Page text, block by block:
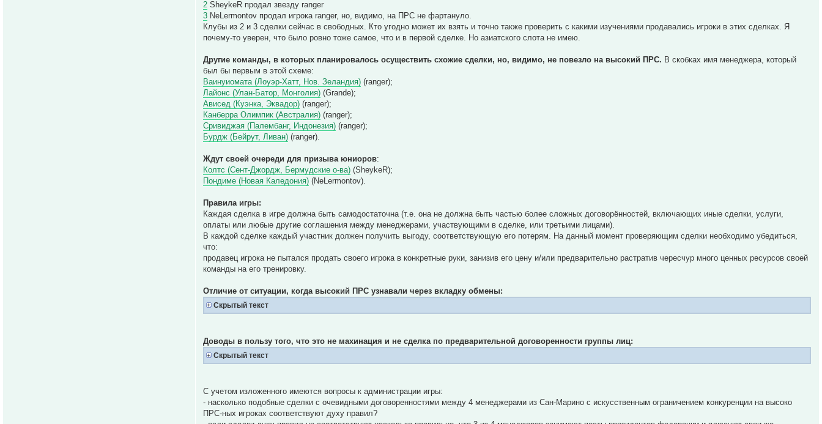
2 SheykeR продал звезду ranger
3 NeLermontov продал игрока ranger, но, видимо, на ПРС не фартануло.
Клубы из 2 и 3 сделки сейчас в свободных. Кто угодно может их взять и точно также проверить с какими изучениями продавались игроки в этих сделках. Я
почему-то уверен, что было ровно тоже самое, что и в первой сделке. Но азиатского слота не имею.
Другие команды, в которых планировалось осуществить схожие сделки, но, видимо, не повезло на высокий ПРС. В скобках имя менеджера, который
был бы первым в этой схеме:
Ваинуиомата (Лоуэр-Хатт, Нов. Зеландия) (ranger);
Лайонс (Улан-Батор, Монголия) (Grande);
Ависед (Куэнка, Эквадор) (ranger);
Канберра Олимпик (Австралия) (ranger);
Сривиджая (Палембанг, Индонезия) (ranger);
Бурдж (Бейрут, Ливан) (ranger).
Ждут своей очереди для призыва юниоров:
Колтс (Сент-Джордж, Бермудские о-ва) (SheykeR);
Пондиме (Новая Каледония) (NeLermontov).
Правила игры:
Каждая сделка в игре должна быть самодостаточна (т.е. она не должна быть частью более сложных договорённостей, включающих иные сделки, услуги,
оплаты или любые другие соглашения между менеджерами, участвующими в сделке, или третьими лицами).
В каждой сделке каждый участник должен получить выгоду, соответствующую его потерям. На данный момент проверяющим сделки необходимо убедиться,
что:
продавец игрока не пытался продать своего игрока в конкретные руки, занизив его цену и/или предварительно растратив чересчур много ценных ресурсов своей
команды на его тренировку.
Отличие от ситуации, когда высокий ПРС узнавали через вкладку обмены:
Скрытый текст
Доводы в пользу того, что это не махинация и не сделка по предварительной договоренности группы лиц:
Скрытый текст
С учетом изложенного имеются вопросы к администрации игры:
- насколько подобные сделки с очевидными договоренностями между 4 менеджерами из Сан-Марино с искусственным ограничением конкуренции на высоко
ПРС-ных игроках соответствуют духу правил?